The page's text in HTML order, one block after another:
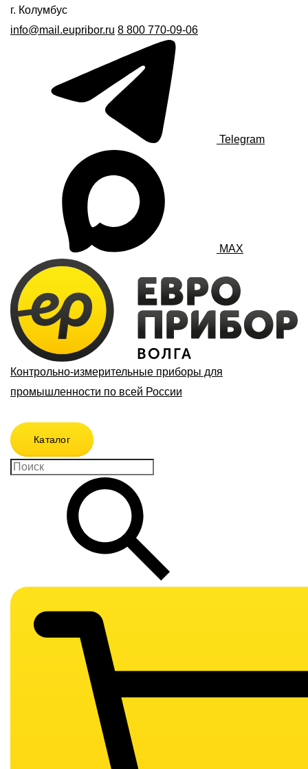
г. Колумбус
info@mail.eupribor.ru 8 800 770-09-06
Telegram
MAX
Контрольно-измерительные приборы для
промышленности по всей России
Каталог